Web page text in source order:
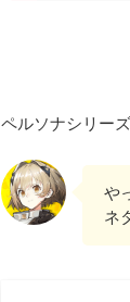
ペルソナシリー
や
ネ